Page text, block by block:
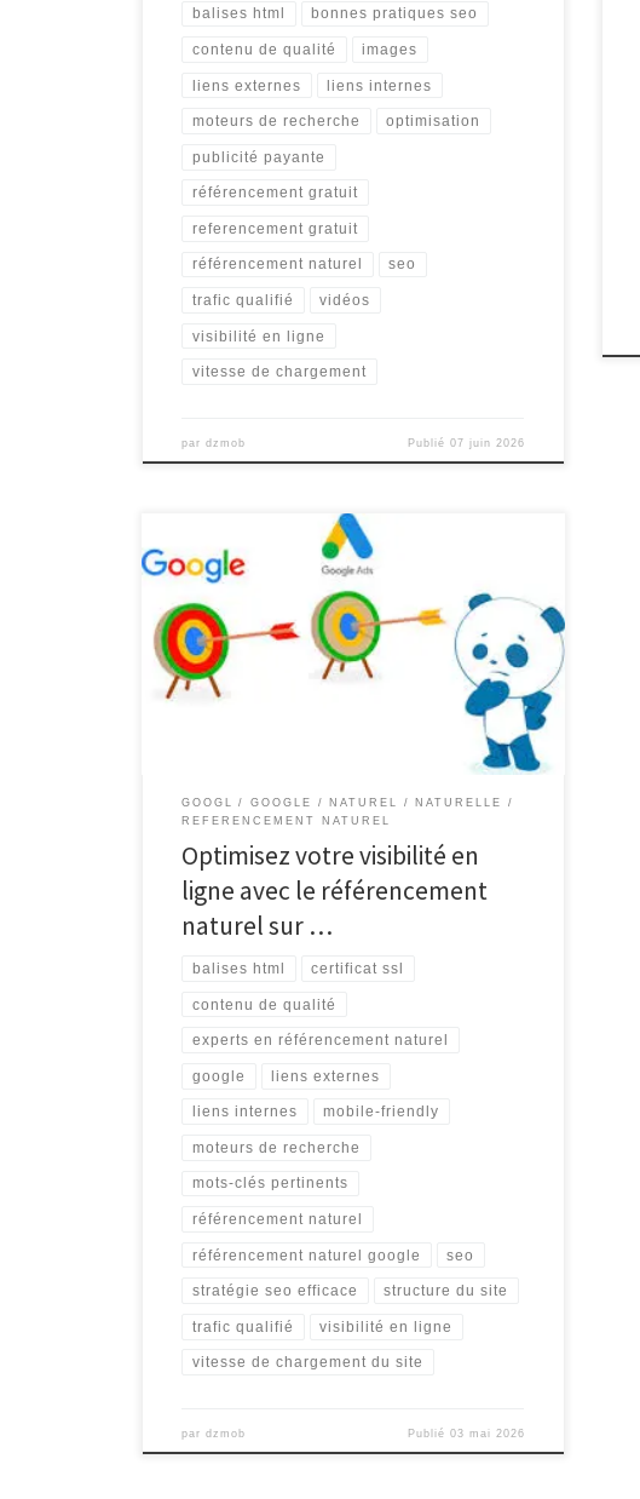
balises html bonnes pratiques seo
contenu de qualité images
liens externes liens internes
moteurs de recherche optimisation
publicité payante
référencement gratuit
referencement gratuit
référencement naturel seo
trafic qualifié vidéos
visibilité en ligne
vitesse de chargement
pardzmob Publié 07 juin 2026
Article sur le référencement naturel Google Le
Référencement Naturel Google : Clé de la Visibilité en
Ligne Le référencement naturel, également connu
sous le terme SEO (Search Engine Optimization), est
un ensemble de techniques visant à améliorer la
visibilité d’un site web sur les moteurs de recherche,
GOOGL GOOGLE NATUREL
NATURELLE
REFERENCEMENT NATUREL
Optimisez votre visibilité en
ligne avec le référencement
naturel sur …
balises html certificat ssl
contenu de qualité
experts en référencement naturel
google liens externes
liens internes mobile-friendly
moteurs de recherche
mots-clés pertinents
référencement naturel
référencement naturel google seo
stratégie seo efficace structure du site
trafic qualifié visibilité en ligne
vitesse de chargement du site
pardzmob Publié 03 mai 2026